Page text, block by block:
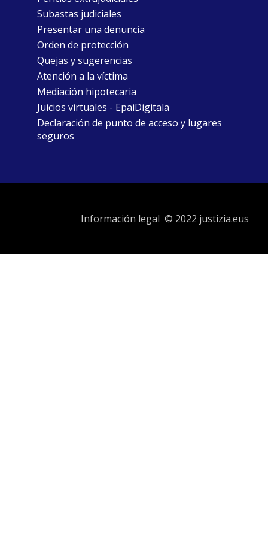
Subastas judiciales
Presentar una denuncia
Orden de protección
Quejas y sugerencias
Atención a la víctima
Mediación hipotecaria
Juicios virtuales - EpaiDigitala
Declaración de punto de acceso y lugares
seguros
Información legal © 2022 justizia.eus